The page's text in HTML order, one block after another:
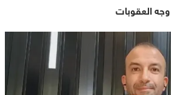
العقوبات